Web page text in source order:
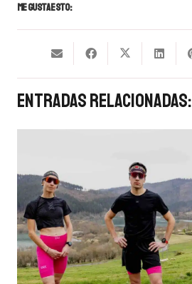
Me gusta esto:
Entradas Relacionadas: